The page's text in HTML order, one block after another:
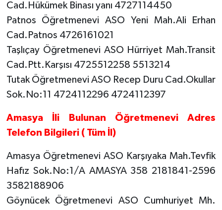
Cad.Hükümek Binası yanı 4727114450
Patnos Öğretmenevi ASO Yeni Mah.Ali Erhan
Cad.Patnos 4726161021
Taşlıçay Öğretmenevi ASO Hürriyet Mah.Transit
Cad.Ptt.Karşısı 4725512258 5513214
Tutak Öğretmenevi ASO Recep Duru Cad.Okullar
Sok.No:11 4724112296 4724112397
Amasya İli Bulunan Öğretmenevi Adres
Telefon Bilgileri ( Tüm İl)
Amasya Öğretmenevi ASO Karşıyaka Mah.Tevfik
Hafız Sok.No:1/A AMASYA 358 2181841-2596
3582188906
Göynücek Öğretmenevi ASO Cumhuriyet Mh.